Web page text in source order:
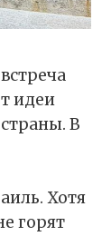
идеи
В
Хотя
горят